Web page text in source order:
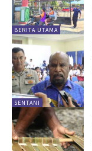
BERITA UTAMA
SENTANI